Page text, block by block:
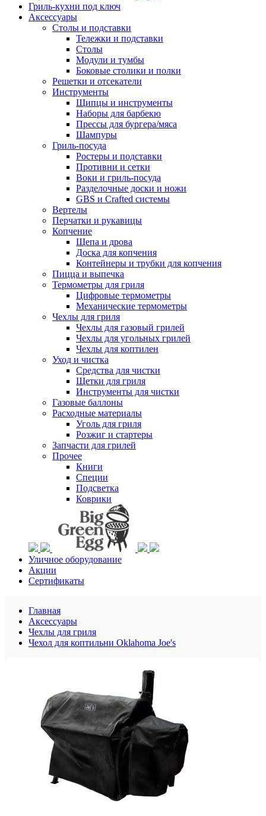
Гриль-кухни под ключ
Аксессуары
Столы и подставки
Тележки и подставки
Столы
Модули и тумбы
Боковые столики и полки
Решетки и отсекатели
Инструменты
Щипцы и инструменты
Наборы для барбекю
Прессы для бургера/мяса
Шампуры
Гриль-посуда
Ростеры и подставки
Противни и сетки
Воки и гриль-посуда
Разделочные доски и ножи
GBS и Crafted системы
Вертелы
Перчатки и рукавицы
Копчение
Щепа и дрова
Доска для копчения
Контейнеры и трубки для копчения
Пицца и выпечка
Термометры для гриля
Цифровые термометры
Механические термометры
Чехлы для гриля
Чехлы для газовый грилей
Чехлы для угольных грилей
Чехлы для коптилен
Уход и чистка
Средства для чистки
Щетки для гриля
Инструменты для чистки
Газовые баллоны
Расходные материалы
Уголь для гриля
Розжиг и стартеры
Запчасти для грилей
Прочее
Книги
Специи
Подсветка
Коврики
Уличное оборудование
Акции
Сертификаты
Главная
Аксессуары
Чехлы для гриля
Чехол для коптильни Oklahoma Joe's